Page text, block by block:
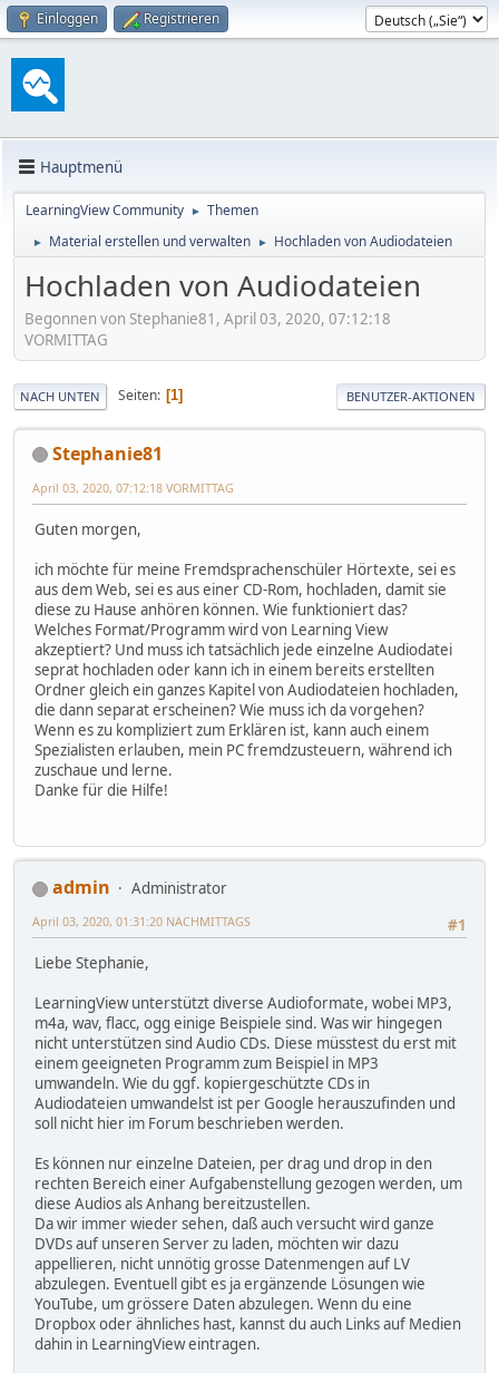
Einloggen Registrieren
Hauptmenü
LearningView Community ► Themen
► Material erstellen und verwalten ► Hochladen von Audiodateien
Hochladen von Audiodateien
Begonnen von Stephanie81, April 03, 2020, 07:12:18
VORMITTAG
NACH UNTEN Seiten 1 BENUTZER-AKTIONEN
Stephanie81
April 03, 2020, 07:12:18 VORMITTAG
Guten morgen,
ich möchte für meine Fremdsprachenschüler Hörtexte, sei es
aus dem Web, sei es aus einer CD-Rom, hochladen, damit sie
diese zu Hause anhören können. Wie funktioniert das?
Welches Format/Programm wird von Learning View
akzeptiert? Und muss ich tatsächlich jede einzelne Audiodatei
seprat hochladen oder kann ich in einem bereits erstellten
Ordner gleich ein ganzes Kapitel von Audiodateien hochladen,
die dann separat erscheinen? Wie muss ich da vorgehen?
Wenn es zu kompliziert zum Erklären ist, kann auch einem
Spezialisten erlauben, mein PC fremdzusteuern, während ich
zuschaue und lerne.
Danke für die Hilfe!
admin
Administrator
#1
April 03, 2020, 01:31:20 NACHMITTAGS
Liebe Stephanie,
LearningView unterstützt diverse Audioformate, wobei MP3,
m4a, wav, flacc, ogg einige Beispiele sind. Was wir hingegen
nicht unterstützen sind Audio CDs. Diese müsstest du erst mit
einem geeigneten Programm zum Beispiel in MP3
umwandeln. Wie du ggf. kopiergeschützte CDs in
Audiodateien umwandelst ist per Google herauszufinden und
soll nicht hier im Forum beschrieben werden.
Es können nur einzelne Dateien, per drag und drop in den
rechten Bereich einer Aufgabenstellung gezogen werden, um
diese Audios als Anhang bereitzustellen.
Da wir immer wieder sehen, daß auch versucht wird ganze
DVDs auf unseren Server zu laden, möchten wir dazu
appellieren, nicht unnötig grosse Datenmengen auf LV
abzulegen. Eventuell gibt es ja ergänzende Lösungen wie
YouTube, um grössere Daten abzulegen. Wenn du eine
Dropbox oder ähnliches hast, kannst du auch Links auf Medien
dahin in LearningView eintragen.